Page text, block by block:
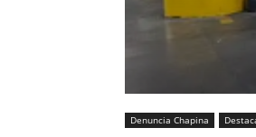
Denuncia Chapina